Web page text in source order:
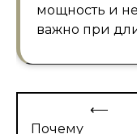
мощность и не
важно при
Навигация
по
⟵
Почему